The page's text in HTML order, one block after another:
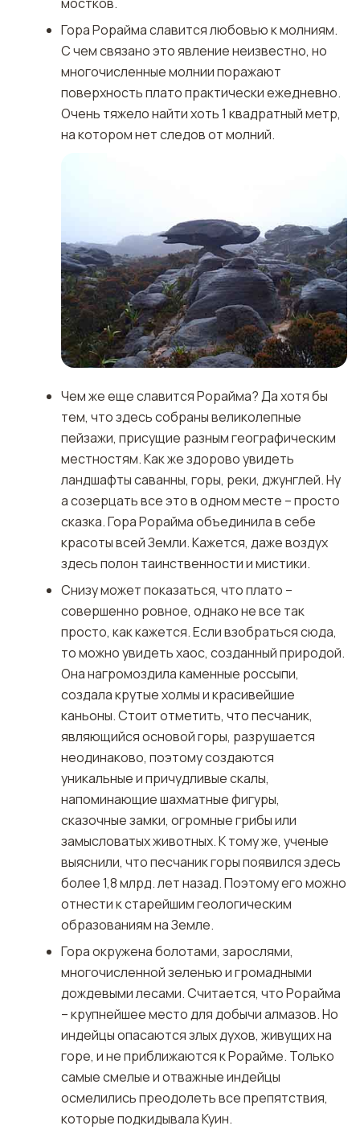
Гора Рорайма славится любовью к молниям.
С чем связано это явление неизвестно, но
многочисленные молнии поражают
поверхность плато практически ежедневно.
Очень тяжело найти хоть 1 квадратный метр,
на котором нет следов от молний.
Чем же еще славится Рорайма? Да хотя бы
тем, что здесь собраны великолепные
пейзажи, присущие разным географическим
местностям. Как же здорово увидеть
ландшафты саванны, горы, реки, джунглей. Ну
а созерцать все это в одном месте – просто
сказка. Гора Рорайма объединила в себе
красоты всей Земли. Кажется, даже воздух
здесь полон таинственности и мистики.
Снизу может показаться, что плато –
совершенно ровное, однако не все так
просто, как кажется. Если взобраться сюда,
то можно увидеть хаос, созданный природой.
Она нагромоздила каменные россыпи,
создала крутые холмы и красивейшие
каньоны. Стоит отметить, что песчаник,
являющийся основой горы, разрушается
неодинаково, поэтому создаются
уникальные и причудливые скалы,
напоминающие шахматные фигуры,
сказочные замки, огромные грибы или
замысловатых животных. К тому же, ученые
выяснили, что песчаник горы появился здесь
более 1,8 млрд. лет назад. Поэтому его можно
отнести к старейшим геологическим
образованиям на Земле.
Гора окружена болотами, зарослями,
многочисленной зеленью и громадными
дождевыми лесами. Считается, что Рорайма
– крупнейшее место для добычи алмазов. Но
индейцы опасаются злых духов, живущих на
горе, и не приближаются к Рорайме. Только
самые смелые и отважные индейцы
осмелились преодолеть все препятствия,
которые подкидывала Куин.